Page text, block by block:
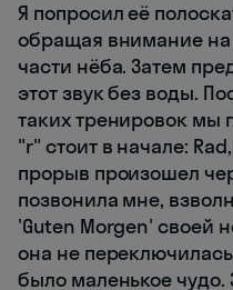
Я попросил её
обращая внимание
части нёба. Затем
этот звук без воды.
таких тренировок мы
"r" стоит в начале:
прорыв произошел
позвонила мне,
'Guten Morgen' своей
она не
было маленькое